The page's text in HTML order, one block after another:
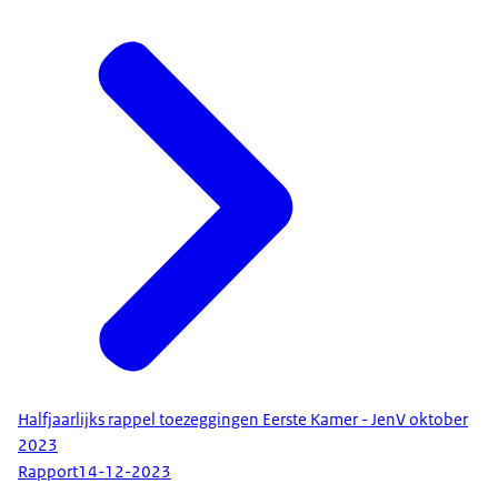
Halfjaarlijks rappel toezeggingen Eerste Kamer - JenV oktober
2023
Rapport14-12-2023